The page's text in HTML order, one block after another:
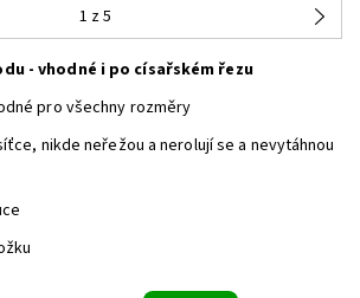
1 z 5
- vhodné i po císařském řezu
pro všechny rozměry
nikde neřežou a nerolují se a nevytáhnou